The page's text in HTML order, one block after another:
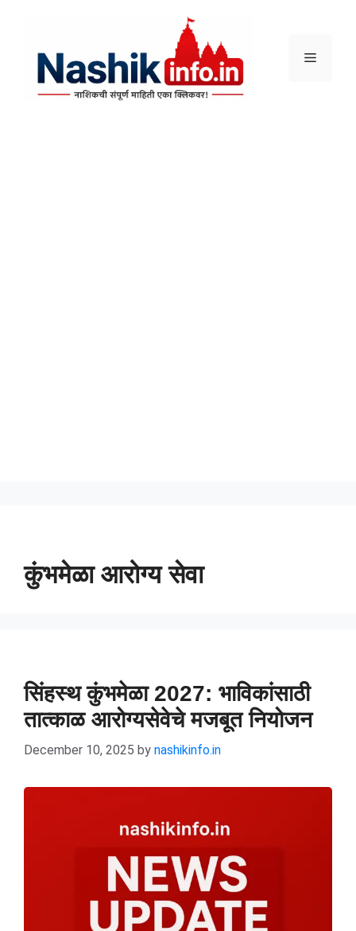
कुंभमेळा आरोग्य सेवा
सिंहस्थ कुंभमेळा 2027: भाविकांसाठी
तात्काळ आरोग्यसेवेचे मजबूत नियोजन
December 10, 2025 by nashikinfo.in